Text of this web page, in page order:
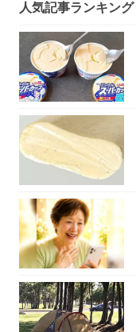
人気記事ランキング